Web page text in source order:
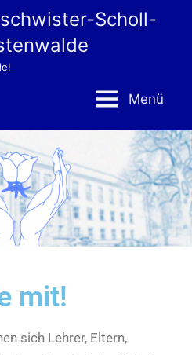
Scholl-
Menü
mit!
sich Lehrer, Eltern,